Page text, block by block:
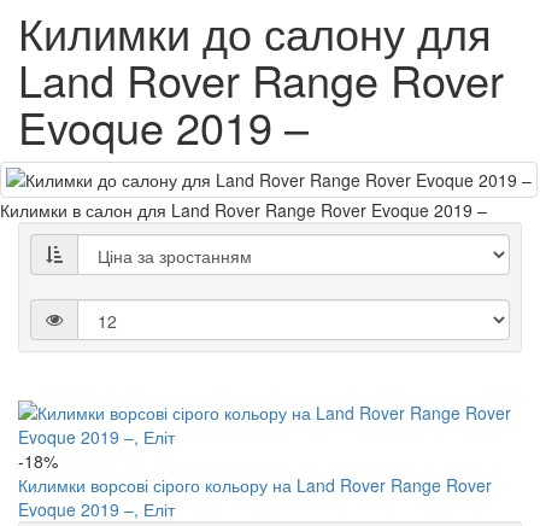
Килимки до салону для
Land Rover Range Rover
Evoque 2019 –
Килимки в салон для Land Rover Range Rover Evoque 2019 –
-18%
Килимки ворсові сірого кольору на Land Rover Range Rover
Evoque 2019 –, Еліт